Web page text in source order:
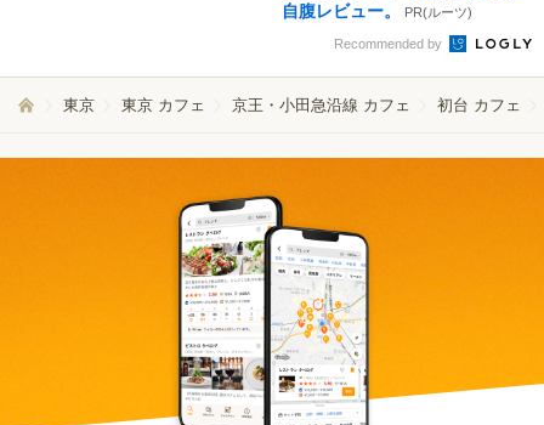
自腹レビュー。
PR(ルーツ)
Recommended by
東京 東京 カフェ 京王・小田急沿線 カフェ 初台 カフェ